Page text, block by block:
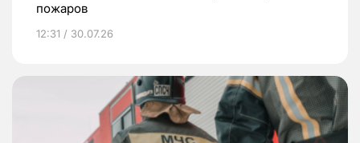
пожаров
12:31 / 30.07.26